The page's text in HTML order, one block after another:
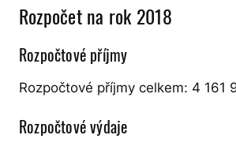
Rozpočet na rok 2018
Rozpočtové příjmy
Rozpočtové příjmy celkem: 4 161
Rozpočtové výdaje